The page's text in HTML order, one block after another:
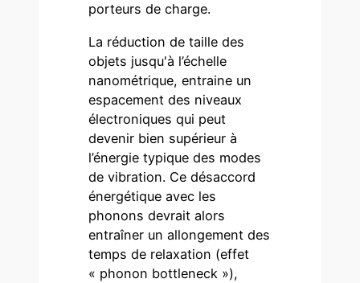
porteurs de charge.
La réduction de taille des
objets jusqu'à l’échelle
nanométrique, entraine un
espacement des niveaux
électroniques qui peut
devenir bien supérieur à
l’énergie typique des modes
de vibration. Ce désaccord
énergétique avec les
phonons devrait alors
entraîner un allongement des
temps de relaxation (effet
« phonon bottleneck »),